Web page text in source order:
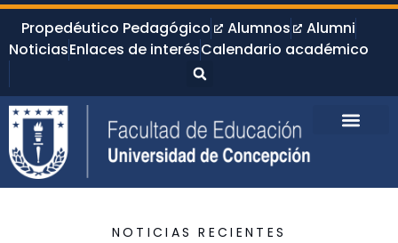
Propedéutico Pedagógico Alumnos
Alumni
NoticiasEnlaces de interésCalendario académico
NOTICIAS RECIENTES